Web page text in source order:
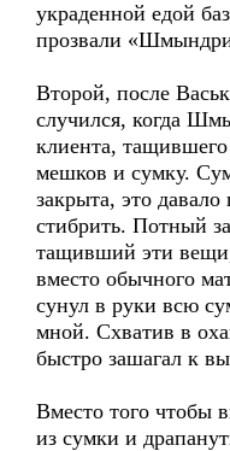
украденной едой
прозвали
Второй, после
случился, когда
клиента, тащившего
мешков и сумку.
закрыта, это
стибрить. Потный
тащивший эти
вместо обычного
сунул в руки всю
мной. Схватив в
быстро зашагал к
Вместо того чтобы
из сумки и